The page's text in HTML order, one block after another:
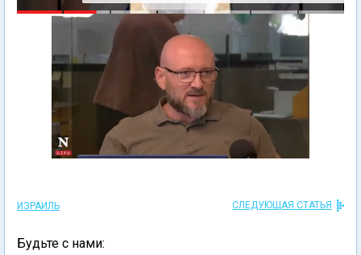
ИЗРАИЛЬ СЛЕДУЮЩАЯ СТАТЬЯ
Будьте с нами: